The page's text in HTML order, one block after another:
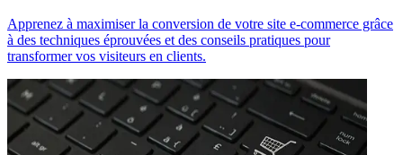
Apprenez à maximiser la conversion de votre site e-commerce grâce
à des techniques éprouvées et des conseils pratiques pour
transformer vos visiteurs en clients.